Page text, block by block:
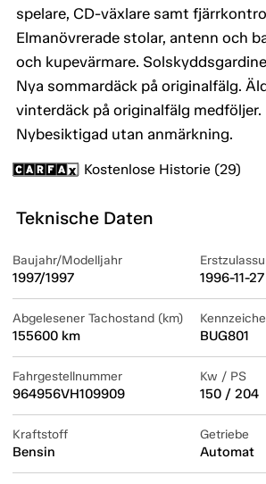
spelare, CD-växlare samt
Elmanövrerade stolar, antenn och
och kupevärmare.
Nya sommardäck på originalfälg.
vinterdäck på originalfälg medföljer.
Nybesiktigad utan anmärkning.
Kostenlose Historie (29)
Teknische Daten
Baujahr/Modelljahr
1997/1997 1996-11-27
Abgelesener Tachostand (km)
155600 km BUG801
Fahrgestellnummer
964956VH109909
Kw / PS
150 / 204
Kraftstoff
Bensin
Getriebe
Automat